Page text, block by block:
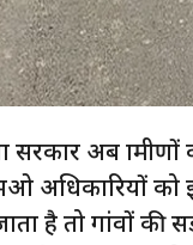
सरकार अब
अधिकारियों को
है तो गांवों की